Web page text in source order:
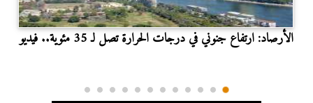
الأرصاد: ارتفاع جنوني في درجات الحرارة تصل لـ 35 مئوية.. فيديو